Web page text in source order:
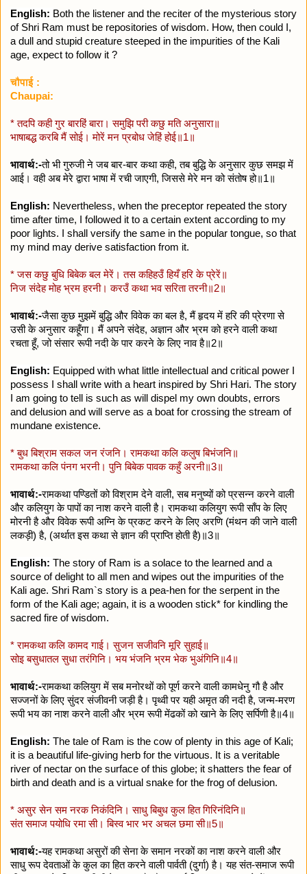
English: Both the listener and the reciter of the mysterious story
of Shri Ram must be repositories of wisdom. How, then could I,
a dull and stupid creature steeped in the impurities of the Kali
age, expect to follow it ?
चौपाई :
Chaupai:
* तदपि कही गुर बारहिं बारा। समुझि परी कछु मति अनुसारा॥
भाषाबद्ध करबि मैं सोई। मोरें मन प्रबोध जेहिं होई॥1॥
भावार्थ:-तो भी गुरुजी ने जब बार-बार कथा कही, तब बुद्धि के अनुसार कुछ समझ में
आई। वही अब मेरे द्वारा भाषा में रची जाएगी, जिससे मेरे मन को संतोष हो॥1॥
English: Nevertheless, when the preceptor repeated the story
time after time, I followed it to a certain extent according to my
poor lights. I shall versify the same in the popular tongue, so that
my mind may derive satisfaction from it.
* जस कछु बुधि बिबेक बल मेरें। तस कहिहउँ हियँ हरि के प्रेरें॥
निज संदेह मोह भ्रम हरनी। करउँ कथा भव सरिता तरनी॥2॥
भावार्थ:-जैसा कुछ मुझमें बुद्धि और विवेक का बल है, मैं हृदय में हरि की प्रेरणा से
उसी के अनुसार कहूँगा। मैं अपने संदेह, अज्ञान और भ्रम को हरने वाली कथा
रचता हूँ, जो संसार रूपी नदी के पार करने के लिए नाव है॥2॥
English: Equipped with what little intellectual and critical power I
possess I shall write with a heart inspired by Shri Hari. The story
I am going to tell is such as will dispel my own doubts, errors
and delusion and will serve as a boat for crossing the stream of
mundane existence.
* बुध बिश्राम सकल जन रंजनि। रामकथा कलि कलुष बिभंजनि॥
रामकथा कलि पंनग भरनी। पुनि बिबेक पावक कहुँ अरनी॥3॥
भावार्थ:-रामकथा पण्डितों को विश्राम देने वाली, सब मनुष्यों को प्रसन्न करने वाली
और कलियुग के पापों का नाश करने वाली है। रामकथा कलियुग रूपी साँप के लिए
मोरनी है और विवेक रूपी अग्नि के प्रकट करने के लिए अरणि (मंथन की जाने वाली
लकड़ी) है, (अर्थात इस कथा से ज्ञान की प्राप्ति होती है)॥3॥
English: The story of Ram is a solace to the learned and a
source of delight to all men and wipes out the impurities of the
Kali age. Shri Ram`s story is a pea-hen for the serpent in the
form of the Kali age; again, it is a wooden stick* for kindling the
sacred fire of wisdom.
* रामकथा कलि कामद गाई। सुजन सजीवनि मूरि सुहाई॥
सोइ बसुधातल सुधा तरंगिनि। भय भंजनि भ्रम भेक भुअंगिनि॥4॥
भावार्थ:-रामकथा कलियुग में सब मनोरथों को पूर्ण करने वाली कामधेनु गौ है और
सज्जनों के लिए सुंदर संजीवनी जड़ी है। पृथ्वी पर यही अमृत की नदी है, जन्म-मरण
रूपी भय का नाश करने वाली और भ्रम रूपी मेंढकों को खाने के लिए सर्पिणी है॥4॥
English: The tale of Ram is the cow of plenty in this age of Kali;
it is a beautiful life-giving herb for the virtuous. It is a veritable
river of nectar on the surface of this globe; it shatters the fear of
birth and death and is a virtual snake for the frog of delusion.
* असुर सेन सम नरक निकंदिनि। साधु बिबुध कुल हित गिरिनंदिनि॥
संत समाज पयोधि रमा सी। बिस्व भार भर अचल छमा सी॥5॥
भावार्थ:-यह रामकथा असुरों की सेना के समान नरकों का नाश करने वाली और
साधु रूप देवताओं के कुल का हित करने वाली पार्वती (दुर्गा) है। यह संत-समाज रूपी